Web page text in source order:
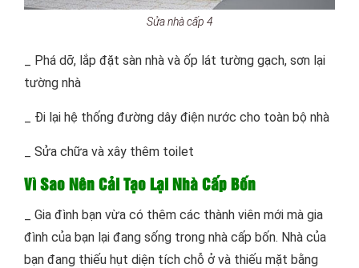
Sửa nhà cấp 4
_ Phá dỡ, lắp đặt sàn nhà và ốp lát tường gạch, sơn lại
tường nhà
_ Đi lại hệ thống đường dây điện nước cho toàn bộ nhà
_ Sửa chữa và xây thêm toilet
Vì Sao Nên Cải Tạo Lại Nhà Cấp Bốn
_ Gia đình bạn vừa có thêm các thành viên mới mà gia
đình của bạn lại đang sống trong nhà cấp bốn. Nhà của
bạn đang thiếu hụt diện tích chỗ ở và thiếu mặt bằng